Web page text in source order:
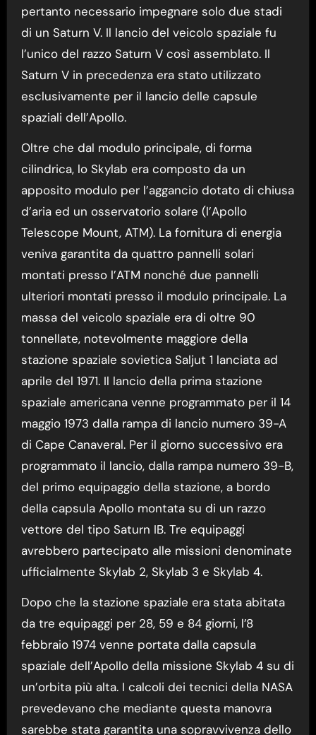
pertanto necessario impegnare solo due stadi
di un Saturn V. Il lancio del veicolo spaziale fu
l’unico del razzo Saturn V così assemblato. Il
Saturn V in precedenza era stato utilizzato
esclusivamente per il lancio delle capsule
spaziali dell’Apollo.
Oltre che dal modulo principale, di forma
cilindrica, lo Skylab era composto da un
apposito modulo per l’aggancio dotato di chiusa
d’aria ed un osservatorio solare (l’Apollo
Telescope Mount, ATM). La fornitura di energia
veniva garantita da quattro pannelli solari
montati presso l’ATM nonché due pannelli
ulteriori montati presso il modulo principale. La
massa del veicolo spaziale era di oltre 90
tonnellate, notevolmente maggiore della
stazione spaziale sovietica Saljut 1 lanciata ad
aprile del 1971. Il lancio della prima stazione
spaziale americana venne programmato per il 14
maggio 1973 dalla rampa di lancio numero 39-A
di Cape Canaveral. Per il giorno successivo era
programmato il lancio, dalla rampa numero 39-B,
del primo equipaggio della stazione, a bordo
della capsula Apollo montata su di un razzo
vettore del tipo Saturn IB. Tre equipaggi
avrebbero partecipato alle missioni denominate
ufficialmente Skylab 2, Skylab 3 e Skylab 4.
Dopo che la stazione spaziale era stata abitata
da tre equipaggi per 28, 59 e 84 giorni, l’8
febbraio 1974 venne portata dalla capsula
spaziale dell’Apollo della missione Skylab 4 su di
un’orbita più alta. I calcoli dei tecnici della NASA
prevedevano che mediante questa manovra
sarebbe stata garantita una sopravvivenza dello